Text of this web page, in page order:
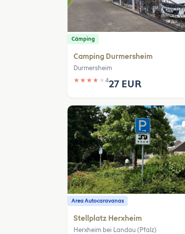
Cámping
Camping Durmersheim
Durmersheim
★ ★ ★ ★ ★ 427 EUR
Area Autocaravanas
Stellplatz Herxheim
Herxheim bei Landau (Pfalz)